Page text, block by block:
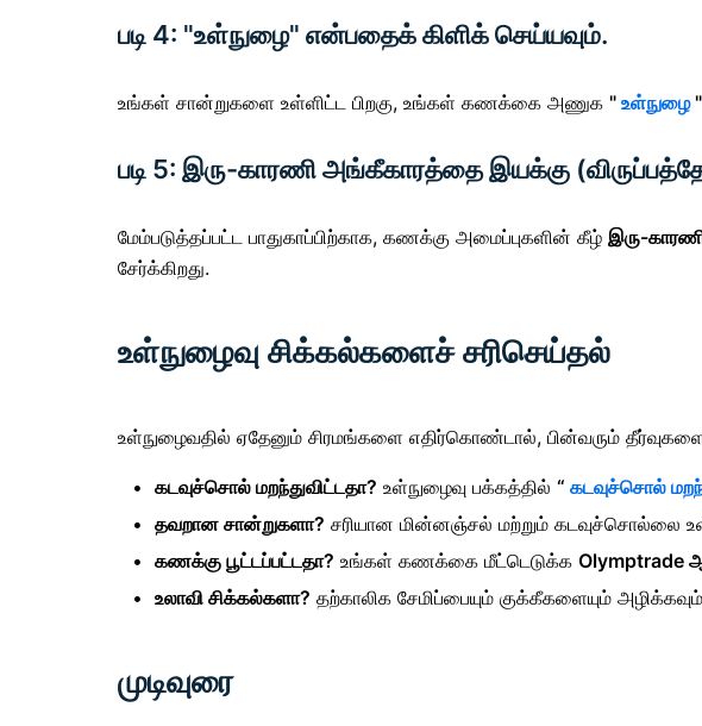
படி 4: "உள்நுழை" என்பதைக் கிளிக் செய்யவும்.
உங்கள் சான்றுகளை உள்ளிட்ட பிறகு, உங்கள் கணக்கை அணுக " உள்நுழை"
படி 5: இரு-காரணி அங்கீகாரத்தை இயக்கு
மேம்படுத்தப்பட்ட பாதுகாப்பிற்காக, கணக்கு அமைப்புகளின் கீழ் இரு-
சேர்க்கிறது.
உள்நுழைவு சிக்கல்களைச் சரிசெய்தல்
உள்நுழைவதில் ஏதேனும் சிரமங்களை எதிர்கொண்டால், பின்வரும்
கடவுச்சொல் மறந்துவிட்டதா? உள்நுழைவு பக்கத்தில் “ கடவுச்சொல்
தவறான சான்றுகளா? சரியான மின்னஞ்சல் மற்றும் கடவுச்சொல்லை
கணக்கு பூட்டப்பட்டதா? உங்கள் கணக்கை மீட்டெடுக்க Olymptrade
உலாவி சிக்கல்களா? தற்காலிக சேமிப்பையும் குக்கீகளையும்
முடிவுரை